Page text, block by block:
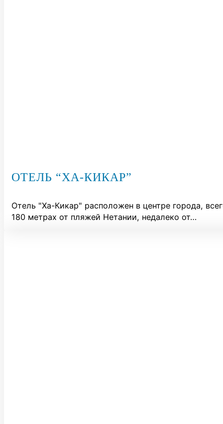
ОТЕЛЬ “ХА-КИКАР”
Отель "Ха-Кикар" расположен в центре города,
180 метрах от пляжей Нетании, недалеко от…